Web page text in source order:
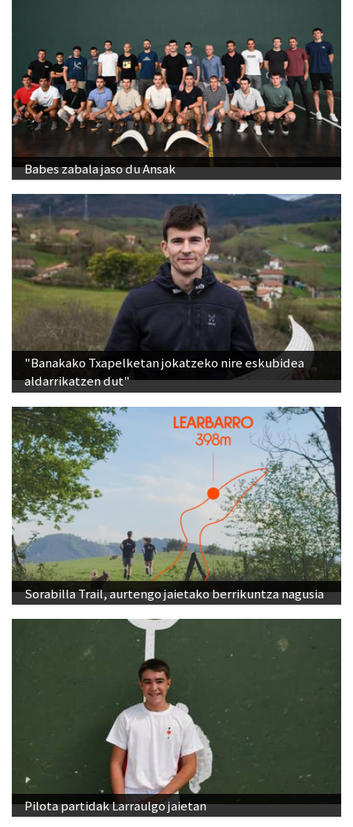
Babes zabala jaso du Ansak
"Banakako Txapelketan jokatzeko nire eskubidea
aldarrikatzen dut"
Sorabilla Trail, aurtengo jaietako berrikuntza nagusia
Pilota partidak Larraulgo jaietan